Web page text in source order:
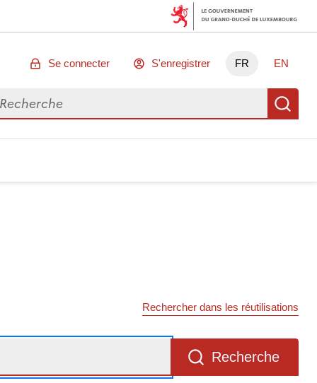
Se connecter S'enregistrer FR EN
des données
Rechercher dans les réutilisations
Recherche